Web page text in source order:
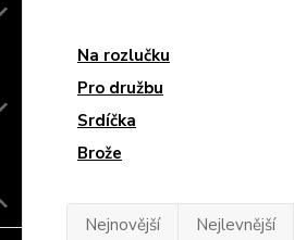
Na rozlučku
Pro družbu
Srdíčka
Brože
Nejnovější Nejlevnější